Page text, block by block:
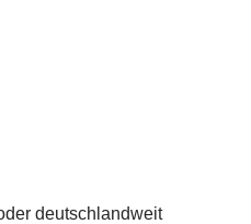
deutschlandweit